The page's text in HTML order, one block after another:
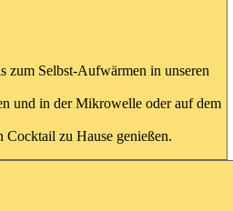
zum Selbst-Aufwärmen in unseren
und in der Mikrowelle oder auf dem
Cocktail zu Hause genießen.